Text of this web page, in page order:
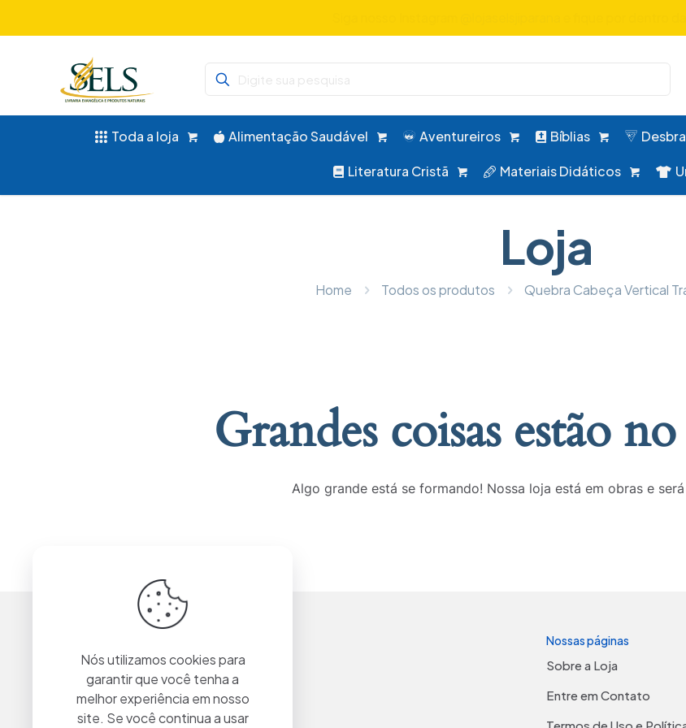
Toda a loja Alimentação Saudável Aventureiros Bíblias
Literatura Cristã Materiais Didáticos
Loja
Home Todos os produtos Quebra Cabeça Vertical
Grandes coisas estão
Algo grande está se formando! Nossa loja está em obras e
Nossas páginas
Sobre a Loja
Entre em Contato
Termos de Uso e
Nós utilizamos cookies para
garantir que você tenha a
melhor experiência em nosso
site. Se você continua a usar